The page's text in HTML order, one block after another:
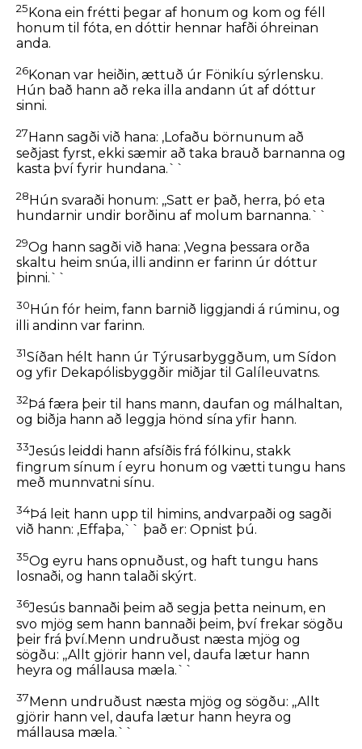
25Kona ein frétti þegar af honum og kom og féll
honum til fóta, en dóttir hennar hafði óhreinan
anda.
26Konan var heiðin, ættuð úr Fönikíu sýrlensku.
Hún bað hann að reka illa andann út af dóttur
sinni.
27 Hann sagði við hana: ,Lofaðu börnunum að
seðjast fyrst, ekki sæmir að taka brauð barnanna og
kasta því fyrir hundana.``
28Hún svaraði honum: ,,Satt er það, herra, þó eta
hundarnir undir borðinu af molum barnanna.``
29Og hann sagði við hana: ,Vegna þessara orða
skaltu heim snúa, illi andinn er farinn úr dóttur
þinni.``
30 Hún fór heim, fann barnið liggjandi á rúminu, og
illi andinn var farinn.
31Síðan hélt hann úr Týrusarbyggðum, um Sídon
og yfir Dekapólisbyggðir miðjar til Galíleuvatns.
32 Þá færa þeir til hans mann, daufan og málhaltan,
og biðja hann að leggja hönd sína yfir hann.
33Jesús leiddi hann afsíðis frá fólkinu, stakk
fingrum sínum í eyru honum og vætti tungu hans
með munnvatni sínu.
34Þá leit hann upp til himins, andvarpaði og sagði
við hann: ,Effaþa,`` það er: Opnist þú.
35Og eyru hans opnuðust, og haft tungu hans
losnaði, og hann talaði skýrt.
36Jesús bannaði þeim að segja þetta neinum, en
svo mjög sem hann bannaði þeim, því frekar sögðu
þeir frá því.Menn undruðust næsta mjög og
sögðu: ,,Allt gjörir hann vel, daufa lætur hann
heyra og mállausa mæla.``
37Menn undruðust næsta mjög og sögðu: ,,Allt
gjörir hann vel, daufa lætur hann heyra og
mállausa mæla.``